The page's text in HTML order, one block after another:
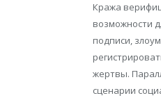
Кража
возможности
подписи,
жертвы.
сценарии